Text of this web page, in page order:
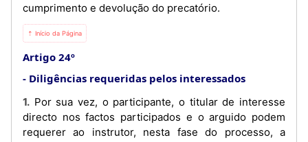
cumprimento e devolução do precatório.
⇡ Início da Página
Artigo 24º
Diligências requeridas pelos interessados
1. Por sua vez, o participante, o titular de interesse
directo nos factos participados e o arguido podem
requerer ao instrutor, nesta fase do processo, a